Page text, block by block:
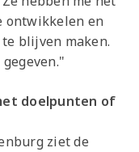
ontwikkelen en
blijven maken.
doelpunten of
ziet de